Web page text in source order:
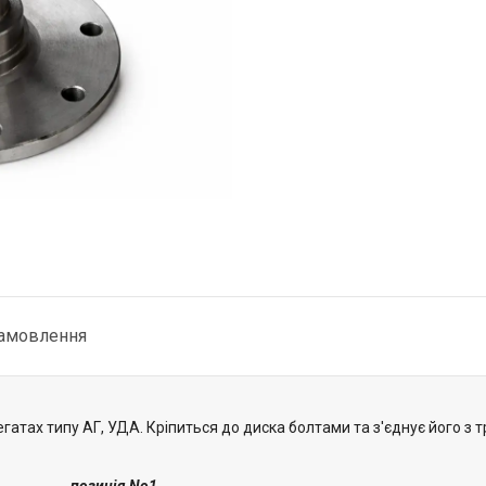
типу АГ, УДА. Кріпиться до диска болтами та з'єднує його з